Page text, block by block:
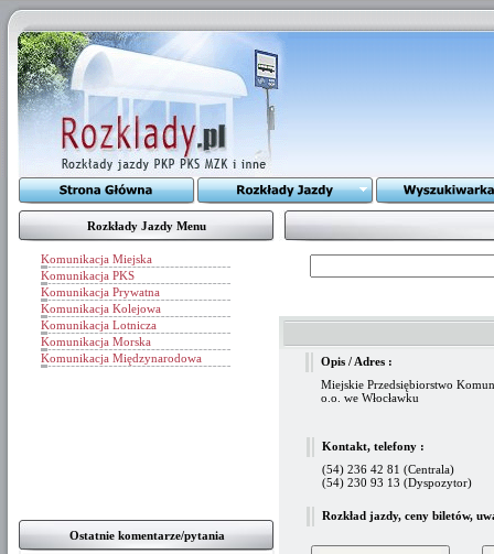
Rozkłady Jazdy Menu
Komunikacja Miejska
Komunikacja PKS
Komunikacja Prywatna
Komunikacja Kolejowa
Komunikacja Lotnicza
Komunikacja Morska
Komunikacja Międzynarodowa
Ostatnie komentarze/pytania
Opis / Adres :
Miejskie Przedsiębiorstwo
o.o. we Włocławku
Kontakt, telefony :
(54) 236 42 81 (Centrala)
(54) 230 93 13 (Dyspozytor)
Rozkład jazdy, ceny biletów,